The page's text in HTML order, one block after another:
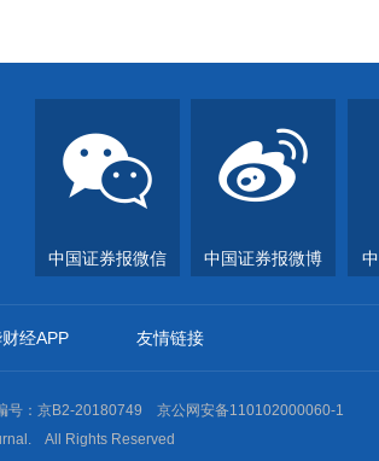
中国证券报微信 中国证券报微博
经APP 友情链接
号：京B2-20180749 京公网安备110102000060-1
All Rights Reserved